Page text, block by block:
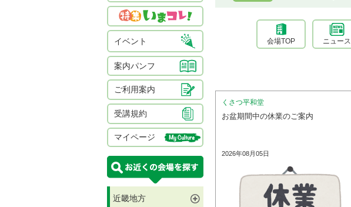
イベント
案内パンフ
ご利用案内
受講規約
マイページ
近畿地方
会場TOP ニュース
くさつ平和堂
お盆期間中の休業のご案内
2026年08月05日